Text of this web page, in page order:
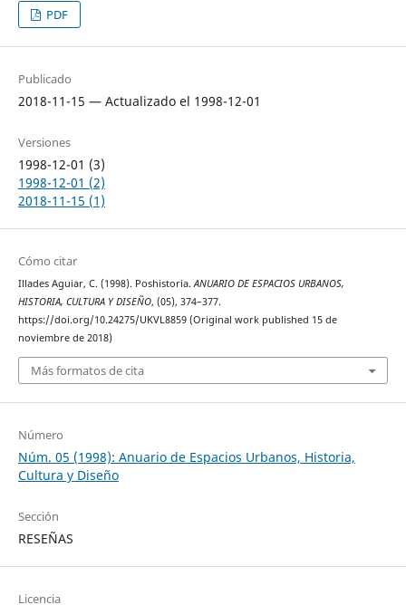
PDF
Publicado
2018-11-15 — Actualizado el 1998-12-01
Versiones
1998-12-01 (3)
1998-12-01 (2)
2018-11-15 (1)
Cómo citar
Illades Aguiar, C. (1998). Poshistoria.ANUARIO DE ESPACIOS URBANOS,
HISTORIA, CULTURA Y DISEÑO, (05), 374–377.
https://doi.org/10.24275/UKVL8859 (Original work published 15 de
noviembre de 2018)
Más formatos de cita
Número
Núm. 05 (1998): Anuario de Espacios Urbanos, Historia,
Cultura y Diseño
Sección
RESEÑAS
Licencia